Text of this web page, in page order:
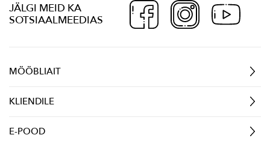
JÄLGI MEID KA
SOTSIAALMEEDIAS
MÖÖBLIAIT
KLIENDILE
E-POOD